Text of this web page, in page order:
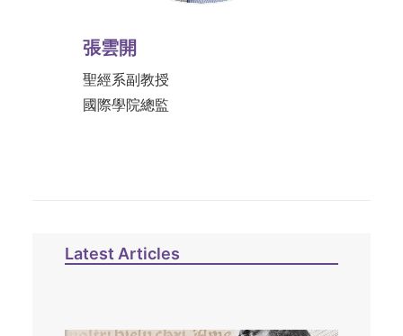
張雲開
聖經系副教授
國際學院總監
Latest Articles